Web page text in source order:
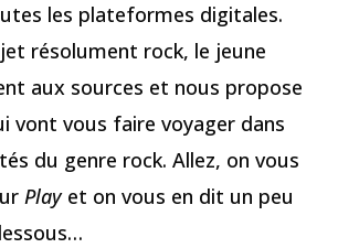
les plateformes digitales.
résolument rock, le jeune
aux sources et nous propose
vont vous faire voyager dans
du genre rock. Allez, on vous
Playet on vous en dit un peu